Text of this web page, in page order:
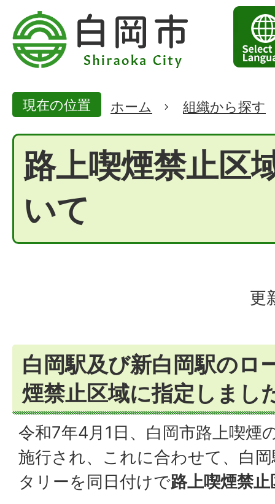
現在の位置 ホーム 組織から探す
路上喫煙禁止区
いて
更
白岡駅及び新白岡駅のロ
煙禁止区域に指定しまし
令和7年4月1日、白岡市路上喫煙
施行され、これに合わせて、白
タリーを同日付けで路上喫煙禁止